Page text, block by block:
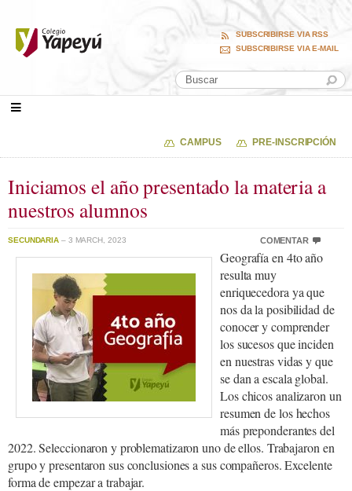
SUBSCRIBIRSE VIA RSS
SUBSCRIBIRSE VIA E-MAIL
CAMPUS PRE-INSCRIPCIÓN
Iniciamos el año presentado la materia a
nuestros alumnos
SECUNDARIA – 3 MARCH, 2023 COMENTAR
Geografía en 4to año
resulta muy
enriquecedora ya que
nos da la posibilidad de
conocer y comprender
los sucesos que inciden
en nuestras vidas y que
se dan a escala global.
Los chicos analizaron un
resumen de los hechos
más preponderantes del
2022. Seleccionaron y problematizaron uno de ellos. Trabajaron en
grupo y presentaron sus conclusiones a sus compañeros. Excelente
forma de empezar a trabajar.